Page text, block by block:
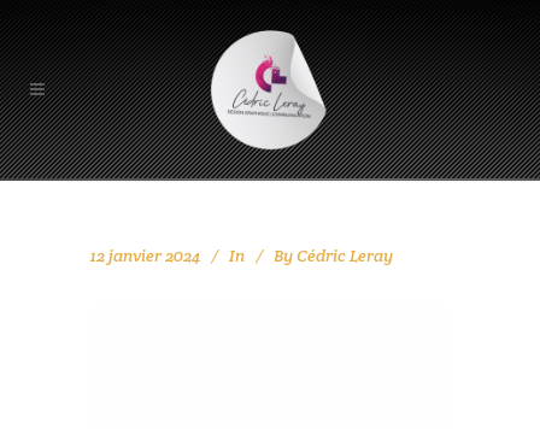
12 janvier 2024 In ByCédric Leray